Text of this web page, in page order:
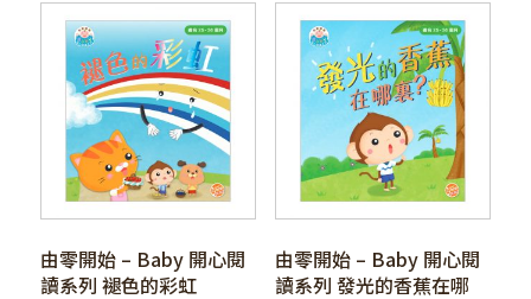
由零開始 – Baby 開心閱
讀系列 褪色的彩虹
由零開始 – Baby 開心閱
讀系列 發光的香蕉在哪